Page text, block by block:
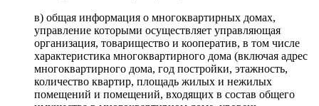
в) общая информация о многоквартирных домах,
управление которыми осуществляет управляющая
организация, товарищество и кооператив, в том числе
характеристика многоквартирного дома (включая адрес
многоквартирного дома, год постройки, этажность,
количество квартир, площадь жилых и нежилых
помещений и помещений, входящих в состав общего